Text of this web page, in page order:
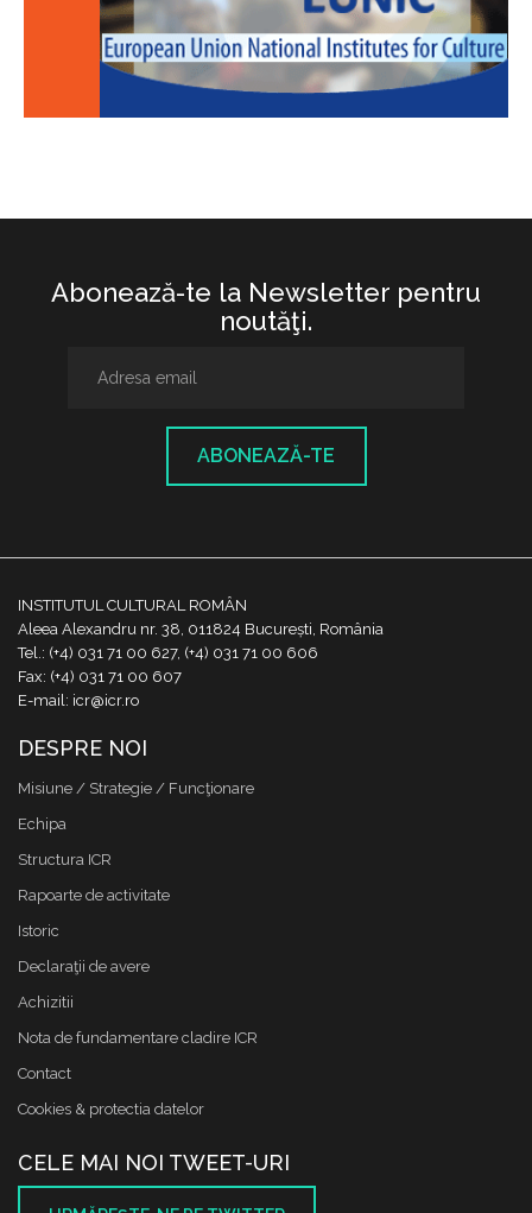
Abonează-te la Newsletter pentru
noutăţi.
ABONEAZĂ-TE
INSTITUTUL CULTURAL ROMÂN
Aleea Alexandru nr. 38, 011824 București, România
Tel.: (+4) 031 71 00 627, (+4) 031 71 00 606
Fax: (+4) 031 71 00 607
E-mail: icr@icr.ro
DESPRE NOI
Misiune / Strategie / Funcţionare
Echipa
Structura ICR
Rapoarte de activitate
Istoric
Declaraţii de avere
Achizitii
Nota de fundamentare cladire ICR
Contact
Cookies & protectia datelor
CELE MAI NOI TWEET-URI